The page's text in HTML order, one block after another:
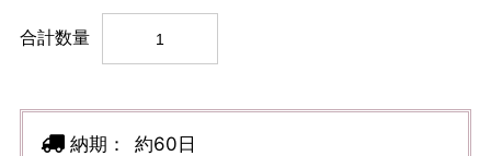
合計数量
納期： 約60日